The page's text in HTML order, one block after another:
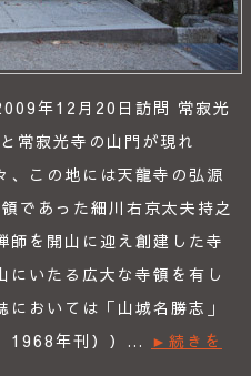
年12月20日訪問 常寂光
寂光寺の山門が現れ
この地には天龍寺の弘源
であった細川右京太夫持之
師を開山に迎え創建した寺
いたる広大な寺領を有し
おいては「山城名勝志」
年刊））… ►続きを